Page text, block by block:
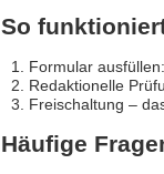
So
Formular
Redaktionelle
Freischaltung –
Häufige